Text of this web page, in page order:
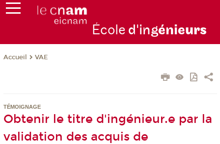
École d'ingénieurs
Accueil VAE
TÉMOIGNAGE
Obtenir le titre d'ingénieur.e par la
validation des acquis de